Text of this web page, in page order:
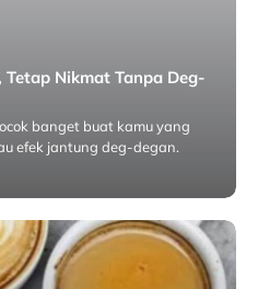
Nikmat Tanpa Deg-
banget buat kamu yang
efek jantung deg-degan.